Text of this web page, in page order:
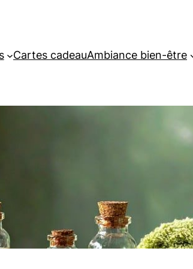
Cartes cadeauAmbiance bien-être